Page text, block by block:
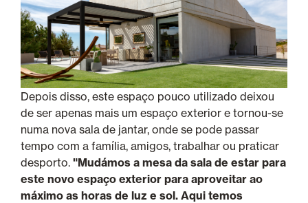
Depois disso, este espaço pouco utilizado deixou
de ser apenas mais um espaço exterior e tornou-se
numa nova sala de jantar, onde se pode passar
tempo com a família, amigos, trabalhar ou praticar
desporto. "Mudámos a mesa da sala de estar para
este novo espaço exterior para aproveitar ao
máximo as horas de luz e sol. Aqui temos